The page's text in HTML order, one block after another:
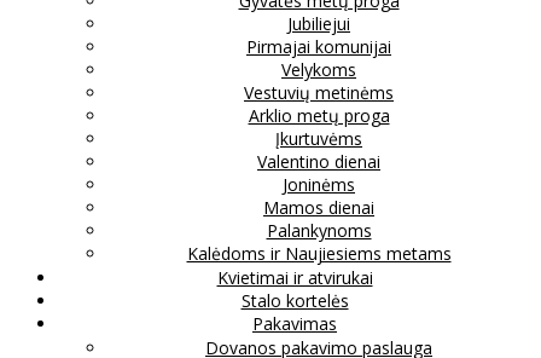
Jubiliejui
Pirmajai komunijai
Velykoms
Vestuvių metinėms
Arklio metų proga
Įkurtuvėms
Valentino dienai
Joninėms
Mamos dienai
Palankynoms
Kalėdoms ir Naujiesiems metams
Kvietimai ir atvirukai
Stalo kortelės
Pakavimas
Dovanos pakavimo paslauga